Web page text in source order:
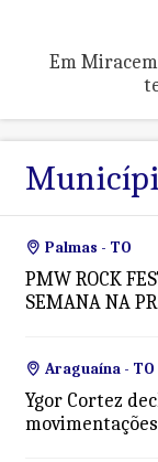
Em
Palmas - TO
PMW ROCK
SEMANA NA
Araguaína - TO
Ygor Cortez